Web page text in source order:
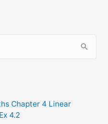
Chapter 4 Linear
4.2